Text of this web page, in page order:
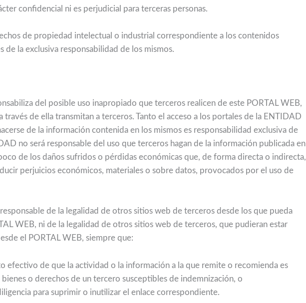
confidencial ni es perjudicial para terceras personas.
de propiedad intelectual o industrial correspondiente a los contenidos
de la exclusiva responsabilidad de los mismos.
del posible uso inapropiado que terceros realicen de este PORTAL WEB,
través de ella transmitan a terceros. Tanto el acceso a los portales de la ENTIDAD
de la información contenida en los mismos es responsabilidad exclusiva de
no será responsable del uso que terceros hagan de la información publicada en
de los daños sufridos o pérdidas económicas que, de forma directa o indirecta,
perjuicios económicos, materiales o sobre datos, provocados por el uso de
de la legalidad de otros sitios web de terceros desde los que pueda
WEB, ni de la legalidad de otros sitios web de terceros, que pudieran estar
el PORTAL WEB, siempre que:
efectivo de que la actividad o la información a la que remite o recomienda es
o derechos de un tercero susceptibles de indemnización, o
para suprimir o inutilizar el enlace correspondiente.